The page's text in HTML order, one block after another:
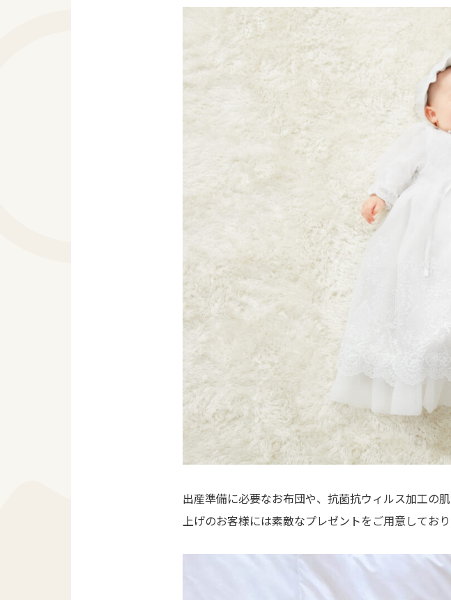
出産準備に必要なお布団や、抗菌抗ウィルス加工の
上げのお客様には素敵なプレゼントをご用意しており